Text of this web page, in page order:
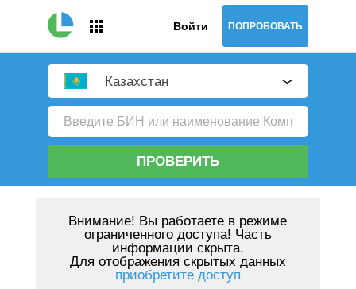
Войти ПОПРОБОВАТЬ
Казахстан
ПРОВЕРИТЬ
Внимание! Вы работаете в режиме
ограниченного доступа! Часть
информации скрыта.
Для отображения скрытых данных
приобретите доступ